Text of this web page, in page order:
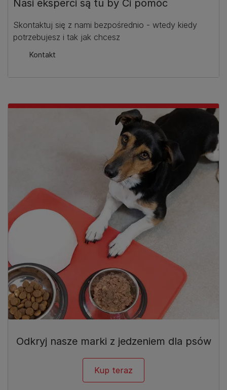
Nasi eksperci są tu by Ci pomóc
Skontaktuj się z nami bezpośrednio - wtedy kiedy
potrzebujesz i tak jak chcesz
Kontakt
Odkryj nasze marki z jedzeniem dla psów
Kup teraz